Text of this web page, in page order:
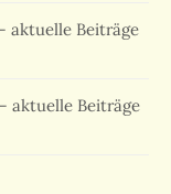
aktuelle Beiträge
aktuelle Beiträge